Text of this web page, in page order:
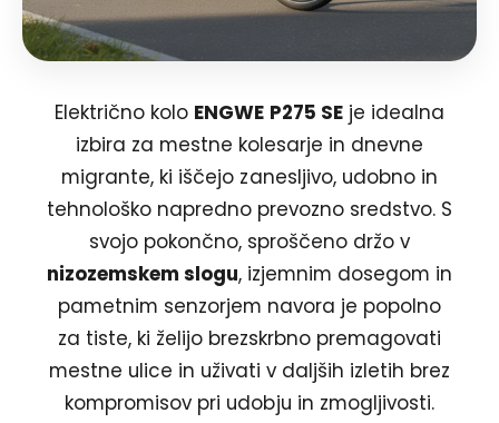
Električno kolo ENGWE P275 SEje idealna
izbira za mestne kolesarje in dnevne
migrante, ki iščejo zanesljivo, udobno in
tehnološko napredno prevozno sredstvo. S
svojo pokončno, sproščeno držo v
nizozemskem slogu, izjemnim dosegom in
pametnim senzorjem navora je popolno
za tiste, ki želijo brezskrbno premagovati
mestne ulice in uživati v daljših izletih brez
kompromisov pri udobju in zmogljivosti.